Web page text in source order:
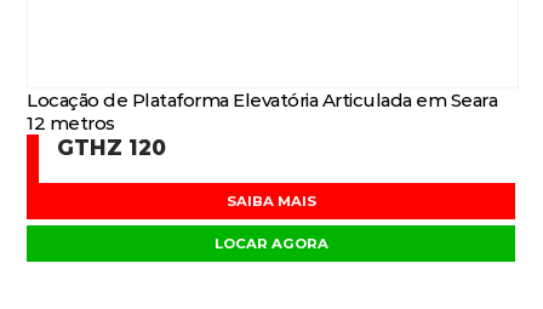
Locação de Plataforma Elevatória Articulada em Seara
12 metros
GTHZ 120
SAIBA MAIS
LOCAR AGORA